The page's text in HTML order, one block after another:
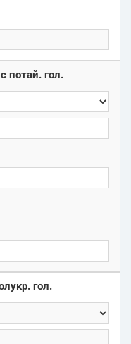
потай. гол.
гол.